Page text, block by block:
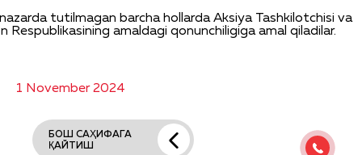
nazarda tutilmagan barcha hollarda Aksiya Tashkilotchisi va
Respublikasining amaldagi qonunchiligiga amal qiladilar.
1 November 2024
БОШ САҲИФАГА
ҚАЙТИШ